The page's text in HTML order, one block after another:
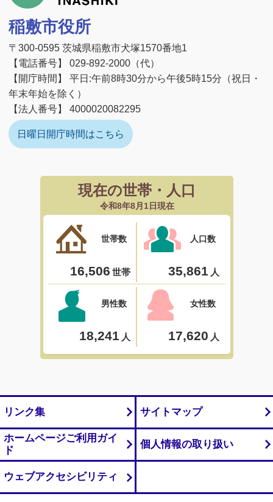
稲敷市役所
〒300-0595 茨城県稲敷市犬塚1570番地1
【電話番号】 029-892-2000（代）
【開庁時間】 平日:午前8時30分から午後5時15分（祝日・
年末年始を除く）
【法人番号】 4000020082295
日曜日開庁時間はこちら
リンク集 サイトマップ
ホームページご利用ガイ
ド
個人情報の取り扱い
ウェブアクセシビリティ